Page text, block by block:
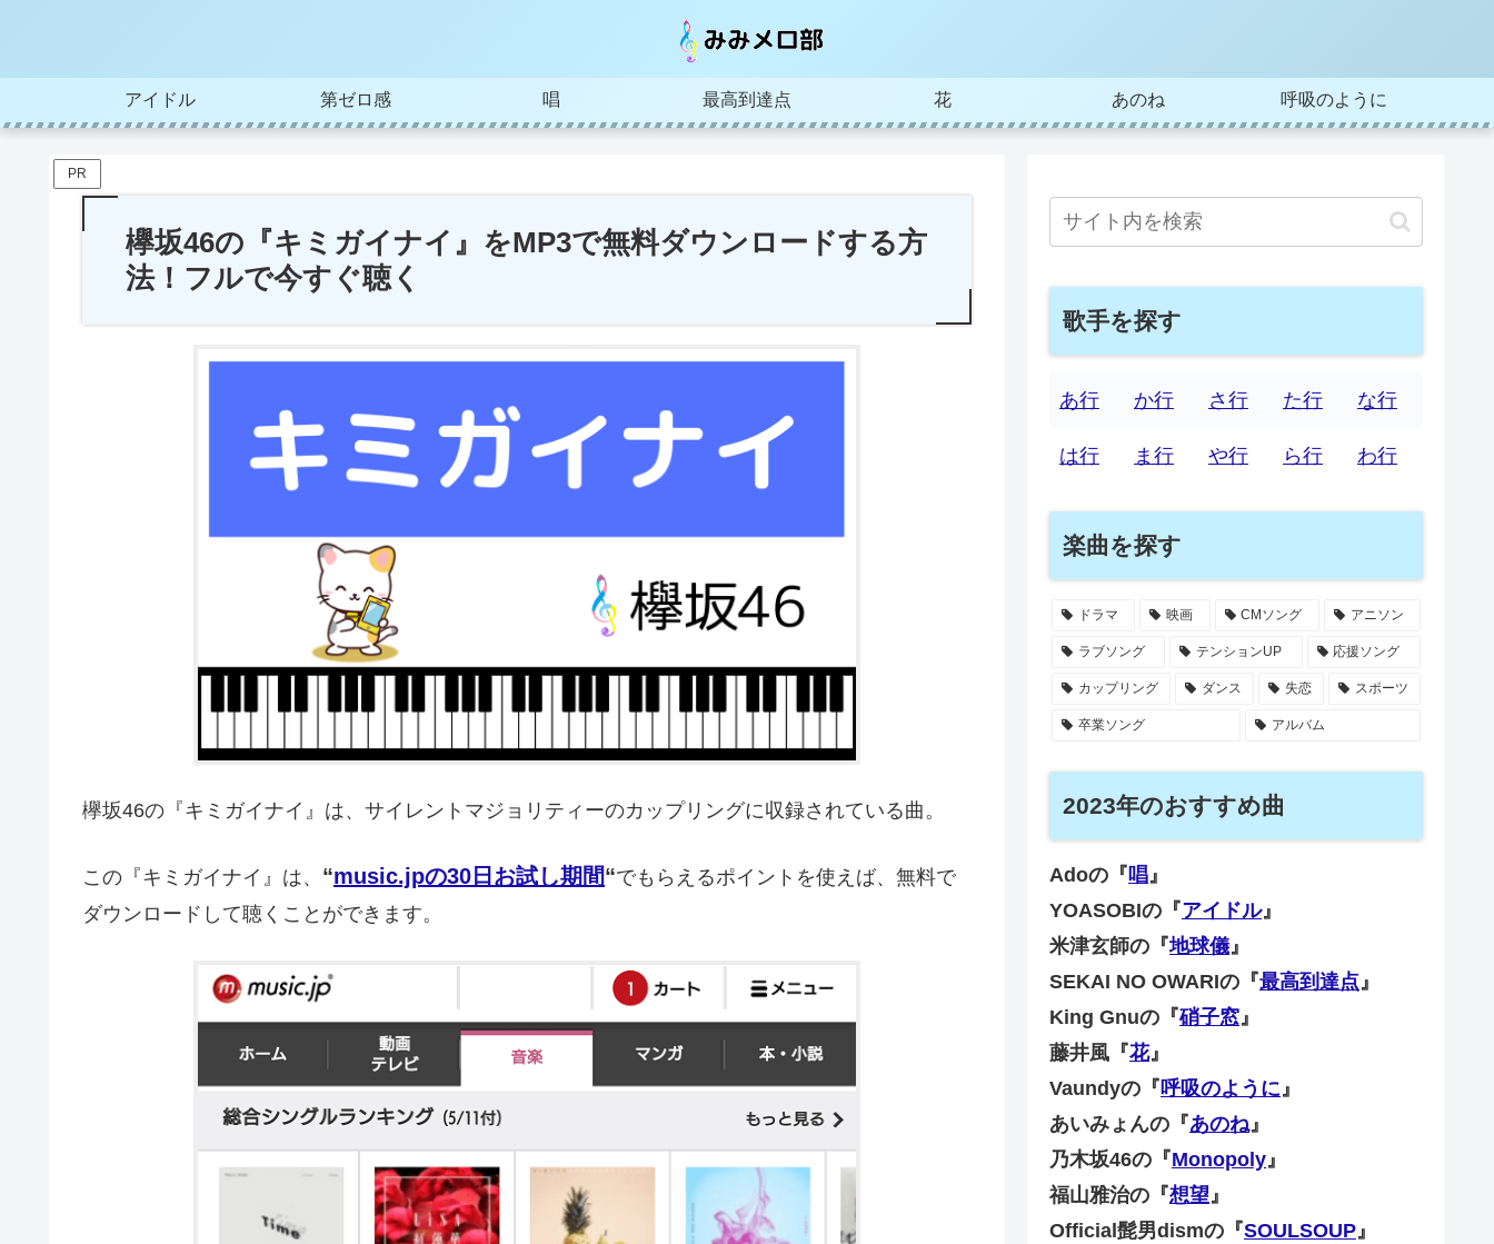
アイドル 第ゼロ感 唱 最高到達点 花 あのね 呼吸のように
PR
欅坂46の『キミガイナイ』をMP3で無料ダウンロードする方
法！フルで今すぐ聴く
欅坂46の『キミガイナイ』は、サイレントマジョリティーのカップリングに収録されている曲。
この『キミガイナイ』は、 “music.jpの30日お試し期間“でもらえるポイントを使えば、無料で
ダウンロードして聴くことができます。
歌手を探す
あ行 か行 さ行 た行 な行
は行 ま行 や行 ら行 わ行
楽曲を探す
ドラマ 映画 CMソング アニソン
ラブソング テンションUP 応援ソング
カップリング ダンス 失恋 スポーツ
卒業ソング アルバム
2023年のおすすめ曲
Adoの『唱』
YOASOBIの『アイドル』
米津玄師の『地球儀』
SEKAI NO OWARIの『最高到達点』
King Gnuの『硝子窓』
藤井風『花』
Vaundyの『呼吸のように』
あいみょんの『あのね』
乃木坂46の『Monopoly』
福山雅治の『想望』
Official髭男dismの『SOULSOUP』